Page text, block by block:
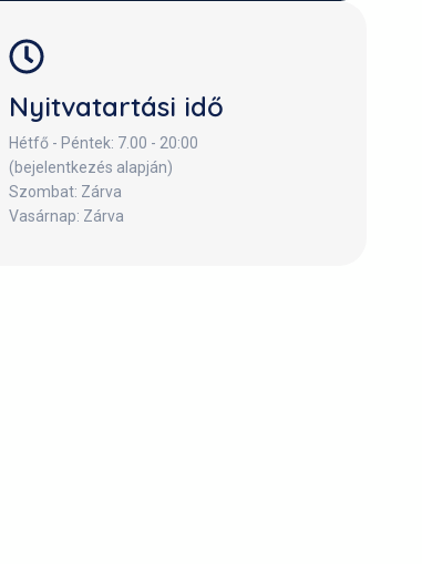
Nyitvatartási idő
Hétfő - Péntek: 7.00 - 20:00
(bejelentkezés alapján)
Szombat: Zárva
Vasárnap: Zárva